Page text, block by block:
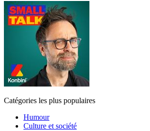
Catégories les plus populaires
Humour
Culture et société